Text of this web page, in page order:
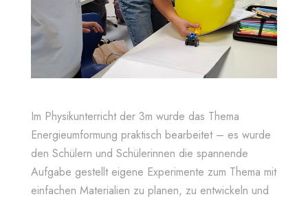
Im Physikunterricht der 3m wurde das Thema
Energieumformung praktisch bearbeitet – es wurde
den Schülern und Schülerinnen die spannende
Aufgabe gestellt eigene Experimente zum Thema mit
einfachen Materialien zu planen, zu entwickeln und